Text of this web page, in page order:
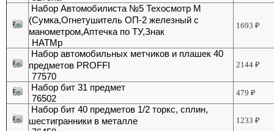
Набор Автомобилиста №5 Техосмотр М
(Сумка,Огнетушитель ОП-2 железный с
манометром,Аптечка по ТУ,Знак
НАТМр
1693₽
Набор автомобильных метчиков и плашек 40
предметов PROFFI
77570
2144₽
Набор бит 31 предмет
76502
479₽
Набор бит 40 предметов 1/2 торкс, сплин,
шестигранники в металле
1233₽